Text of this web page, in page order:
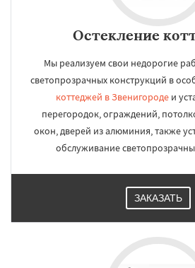
Остекление
Мы реализуем свои недорогие
светопрозрачных конструкций в
коттеджей в Звенигороде и
перегородок, ограждений,
окон, дверей из алюминия, также
обслуживание
ЗАКАЗАТЬ